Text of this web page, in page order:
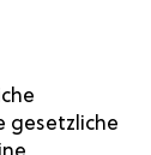
gesetzliche